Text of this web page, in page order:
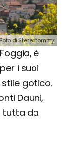
Foto di Stereotommy.
è
per i suoi
stile gotico.
Dauni,
tutta da